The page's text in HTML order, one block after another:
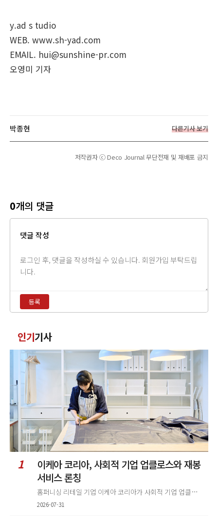
y.ad s tudio
WEB. www.sh-yad.com
EMAIL. hui@sunshine-pr.com
오영미 기자
박종현 다른기사 보기
저작권자 ⓒ Deco Journal 무단전재 및 재배포 금지
0개의 댓글
댓글 작성
력
등록
글
인기기사
1
이케아 코리아, 사회적 기업 업클로스와 재봉
서비스 론칭
홈퍼니싱 리테일 기업 이케아 코리아가 사회적 기업 업클로스(Upcloth)와 협력해 재봉 서비스를 선보인다. 이번 협업은 이케
2026-07-31